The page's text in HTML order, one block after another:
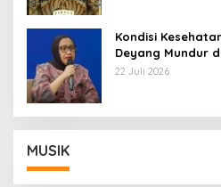
Kondisi
Deyang Mundur
Wamentan
22 Juli 2026
MUSIK